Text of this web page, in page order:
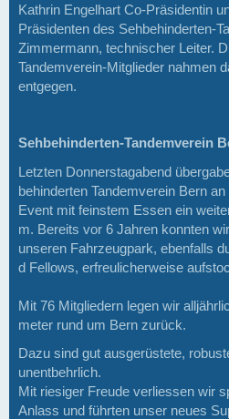
Kathrin Engelhart Co-Präsidentin
Präsidenten des Sehbehinderten-
Zimmermann, technischer Leiter.
Tandemverein-Mitglieder nahmen
entgegen.
Sehbehinderten-Tandemverein
Letzten Donnerstagabend
behinderten Tandemverein Bern
Event mit feinstem Essen ein
m. Bereits vor 6 Jahren konnten wir
unseren Fahrzeugpark, ebenfalls
d Fellows, erfreulicherweise
Mit 76 Mitgliedern legen wir
meter rund um Bern zurück.
Dazu sind gut ausgerüstete,
unentbehrlich.
Mit riesiger Freude verliessen wir
Anlass und führten unser neues